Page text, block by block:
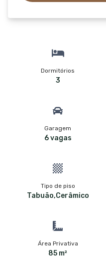
Dormitórios
3
Garagem
6 vagas
Tipo de piso
Tabuão,Cerâmico
Área Privativa
85 m²